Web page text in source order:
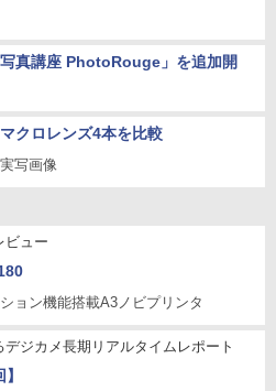
真講座 PhotoRouge」を追加開
クロレンズ4本を比較
写画像
ビュー
ョン機能搭載A3ノビプリンタ
デジカメ長期リアルタイムレポート